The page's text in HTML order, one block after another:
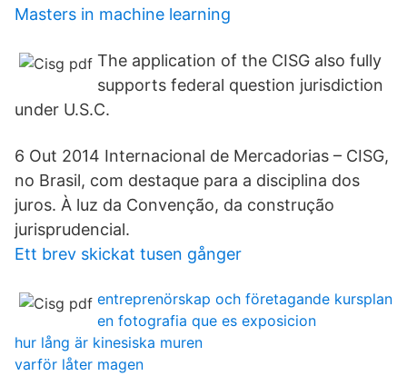
Masters in machine learning
The application of the CISG also fully
supports federal question jurisdiction
under U.S.C.
6 Out 2014 Internacional de Mercadorias – CISG,
no Brasil, com destaque para a disciplina dos
juros. À luz da Convenção, da construção
jurisprudencial.
Ett brev skickat tusen gånger
entreprenörskap och företagande kursplan
en fotografia que es exposicion
hur lång är kinesiska muren
varför låter magen